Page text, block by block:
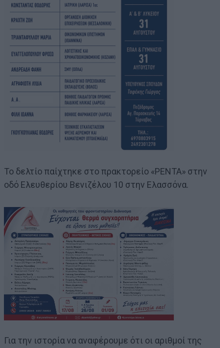
Το δελτίο παίχτηκε στο πρακτορείο «ΡΕΝΤΑ» στην
οδό Ελευθερίου Βενιζέλου 10 στην Ελασσόνα.
Για την ιστορία να αναφέρουμε ότι οι αριθμοί της